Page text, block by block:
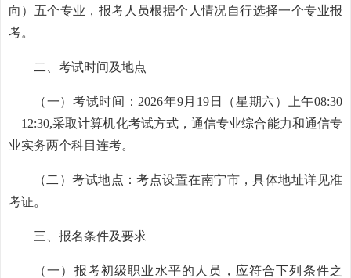
向）五个专业，报考人员根据个人情况自行选择一个专业报
考。
二、考试时间及地点
（一）考试时间：2026年9月19日（星期六）上午08:30
—12:30,采取计算机化考试方式，通信专业综合能力和通信专
业实务两个科目连考。
（二）考试地点：考点设置在南宁市，具体地址详见准
考证。
三、报名条件及要求
（一）报考初级职业水平的人员，应符合下列条件之